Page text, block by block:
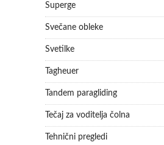
Superge
Svečane obleke
Svetilke
Tagheuer
Tandem paragliding
Tečaj za voditelja čolna
Tehnični pregledi